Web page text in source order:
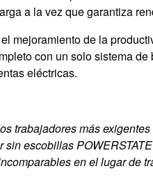
a la vez que garantiza
mejoramiento de la
con un solo sistema
eléctricas.
trabajadores más
sin escobillas
en el lugar de